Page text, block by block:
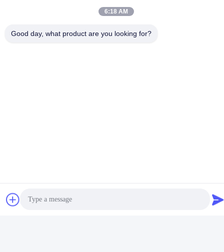
ισχύος 200 pW έως 200 mW
6:18 AM
Good day, what product are you looking for?